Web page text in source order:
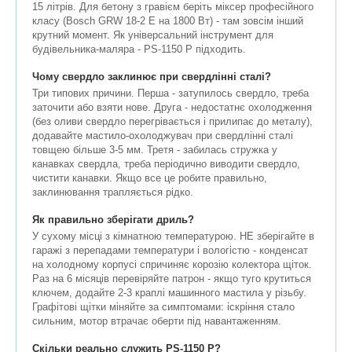
15 літрів. Для бетону з гравієм беріть міксер професійного
класу (Bosch GRW 18-2 E на 1800 Вт) - там зовсім інший
крутний момент. Як універсальний інструмент для
будівельника-маляра - PS-1150 P підходить.
Чому свердло заклинює при свердлінні сталі?
Три типових причини. Перша - затупилось свердло, треба
заточити або взяти нове. Друга - недостатнє охолодження
(без оливи свердло перегрівається і прилипає до металу),
додавайте мастило-охолоджувач при свердлінні сталі
товщею більше 3-5 мм. Третя - забилась стружка у
канавках свердла, треба періодично виводити свердло,
чистити канавки. Якщо все це робите правильно,
заклинювання трапляється рідко.
Як правильно зберігати дриль?
У сухому місці з кімнатною температурою. НЕ зберігайте в
гаражі з перепадами температури і вологістю - конденсат
на холодному корпусі спричиняє корозію колектора щіток.
Раз на 6 місяців перевіряйте патрон - якщо туго крутиться
ключем, додайте 2-3 краплі машинного мастила у різьбу.
Графітові щітки міняйте за симптомами: іскріння стало
сильним, мотор втрачає оберти під навантаженням.
Скільки реально служить PS-1150 P?